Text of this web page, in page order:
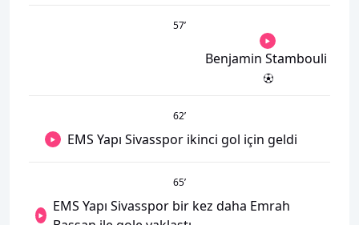
57’
Benjamin Stambouli
62’
EMS Yapı Sivasspor ikinci gol için geldi
65’
EMS Yapı Sivasspor bir kez daha Emrah